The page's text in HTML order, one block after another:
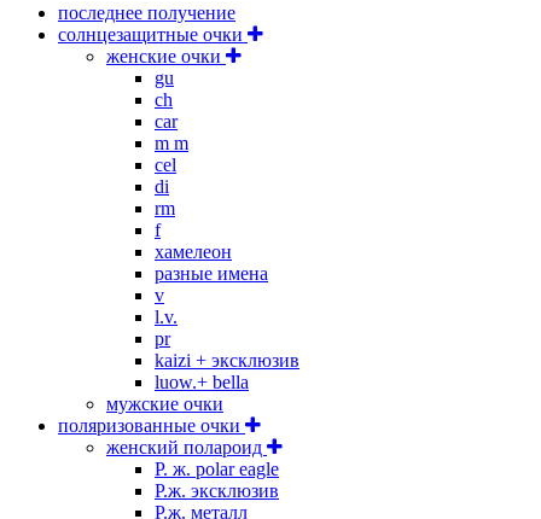
последнее получение
солнцезащитные очки
женские очки
gu
ch
car
m m
cel
di
rm
f
хамелеон
разные имена
v
l.v.
pr
kaizi + эксклюзив
luow.+ bella
мужские очки
поляризованные очки
женский полароид
P. ж. polar eagle
P.ж. эксклюзив
Р.ж. металл